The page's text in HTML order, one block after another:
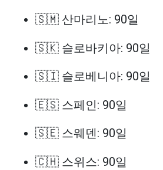
🇸🇲 산마리노: 90일
🇸🇰 슬로바키아: 90일
🇸🇮 슬로베니아: 90일
🇪🇸 스페인: 90일
🇸🇪 스웨덴: 90일
🇨🇭 스위스: 90일